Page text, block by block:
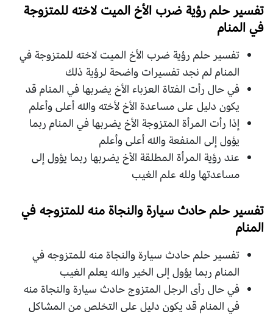
تفسير حلم رؤية ضرب الأخ الميت لاخته للمتزوجة
في المنام
تفسير حلم رؤية ضرب الأخ الميت لاخته للمتزوجة في
المنام لم نجد تفسيرات واضحة لرؤية ذلك
في حال رأت الفتاة العزباء الأخ يضربها في المنام قد
يكون دليل على مساعدة الأخ لأخته والله أعلى وأعلم
إذا رأت المرأة المتزوجة الأخ يضربها في المنام ربما
يؤول إلى المنفعة والله أعلى وأعلم
عند رؤية المرأة المطلقة الأخ يضربها ربما يؤول إلى
مساعدتها ولله علم الغيب
تفسير حلم حادث سيارة والنجاة منه للمتزوجه في
المنام
تفسير حلم حادث سيارة والنجاة منه للمتزوجه في
المنام ربما يؤول إلى الخير والله يعلم الغيب
في حال رأى الرجل المتزوج حادث سيارة والنجاة منه
في المنام قد يكون دليل على التخلص من المشاكل